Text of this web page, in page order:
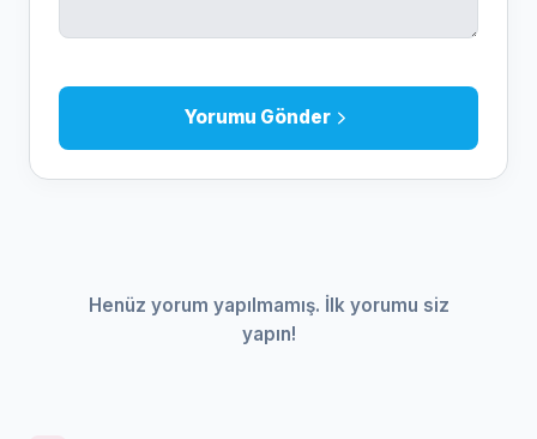
Yorumu Gönder
Henüz yorum yapılmamış. İlk yorumu siz
yapın!